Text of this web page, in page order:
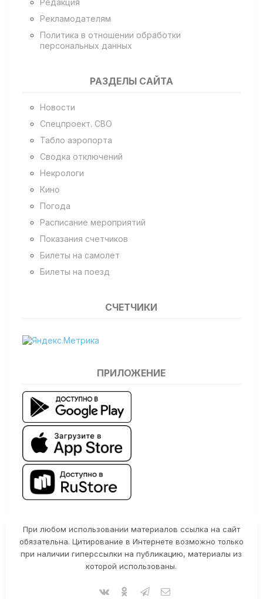
Рекламодателям
Политика в отношении обработки
персональных данных
РАЗДЕЛЫ САЙТА
Новости
Спецпроект. СВО
Табло аэропорта
Сводка отключений
Некрологи
Кино
Погода
Расписание мероприятий
Показания счетчиков
Билеты на самолет
Билеты на поезд
СЧЕТЧИКИ
ПРИЛОЖЕНИЕ
При любом использовании материалов ссылка на сайт
обязательна. Цитирование в Интернете возможно только
при наличии гиперссылки на публикацию, материалы из
которой использованы.